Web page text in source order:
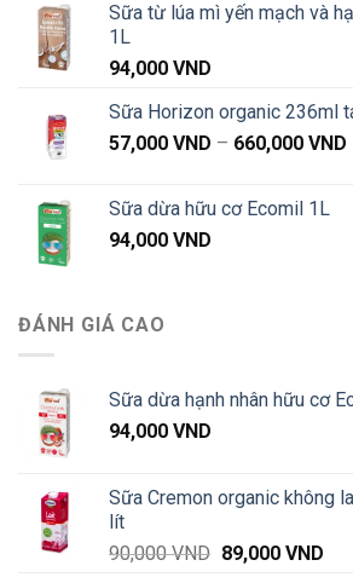
Sữa từ lúa mì yến mạch và
1L
94,000 VND
Sữa Horizon organic 236ml
57,000 VND – 660,000 VND
Sữa dừa hữu cơ Ecomil 1L
94,000 VND
ĐÁNH GIÁ CAO
Sữa dừa hạnh nhân hữu cơ
94,000 VND
Sữa Cremon organic không
lít
90,000VND Giá
89,000 VNDGiá